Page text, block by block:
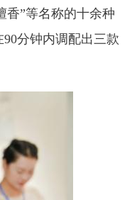
香”等名称的十余种
分钟内调配出三款